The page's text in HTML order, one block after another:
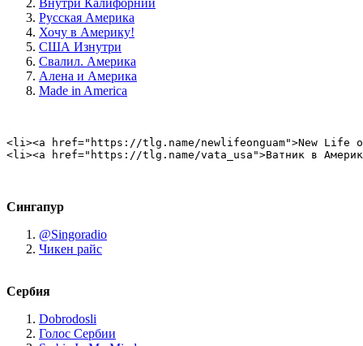
Внутри Калифорнии
Русская Америка
Хочу в Америку!
США Изнутри
Свалил. Америка
Алена и Америка
Made in America
<li><a href="https://tlg.name/newlifeonguam">New Life
<li><a href="https://tlg.name/vata_usa">Ватник в
Сингапур
@Singoradio
Чикен райс
Сербия
Dobrodosli
Голос Сербии